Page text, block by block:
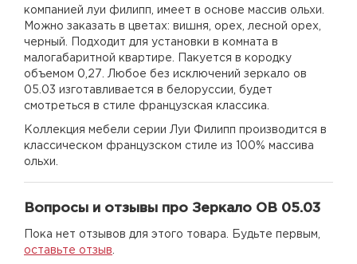
компанией луи филипп, имеет в основе массив ольхи.
Можно заказать в цветах: вишня, орех, лесной орех,
черный. Подходит для установки в комната в
малогабаритной квартире. Пакуется в кородку
объемом 0,27. Любое без исключений зеркало ов
05.03 изготавливается в белоруссии, будет
смотреться в стиле французская классика.
Коллекция мебели серии Луи Филипп производится в
классическом французском стиле из 100% массива
ольхи.
Вопросы и отзывы про Зеркало ОВ 05.03
Пока нет отзывов для этого товара. Будьте первым,
оставьте отзыв